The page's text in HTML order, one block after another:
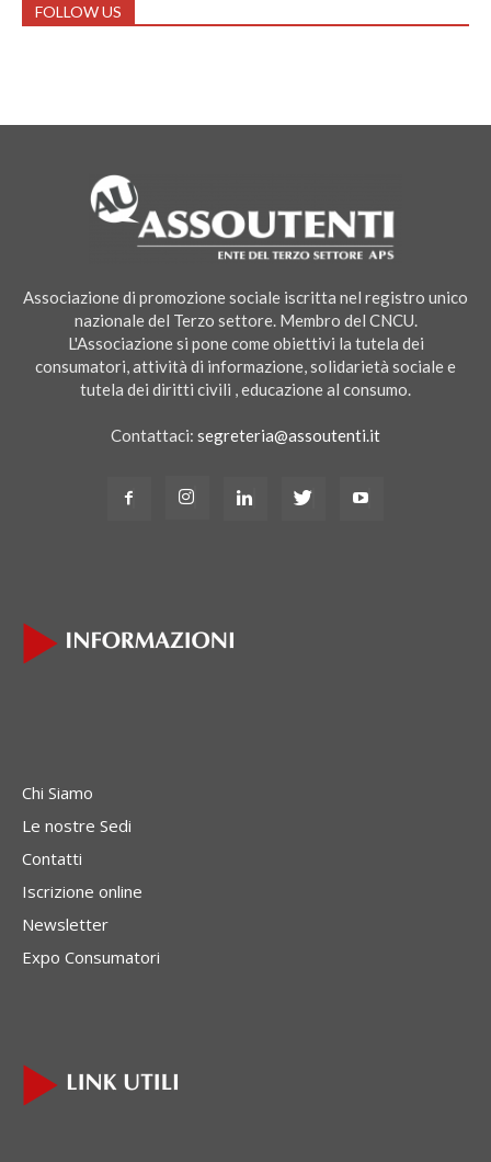
FOLLOW US
Associazione di promozione sociale iscritta nel registro unico
nazionale del Terzo settore. Membro del CNCU.
L'Associazione si pone come obiettivi la tutela dei
consumatori, attività di informazione, solidarietà sociale e
tutela dei diritti civili , educazione al consumo.
Contattaci: segreteria@assoutenti.it
Chi Siamo
Le nostre Sedi
Contatti
Iscrizione online
Newsletter
Expo Consumatori